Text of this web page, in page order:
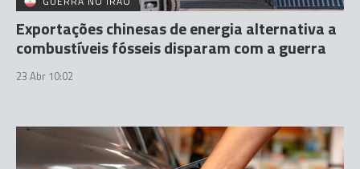
Exportações chinesas de energia alternativa a
combustíveis fósseis disparam com a guerra
23 Abr 10:02